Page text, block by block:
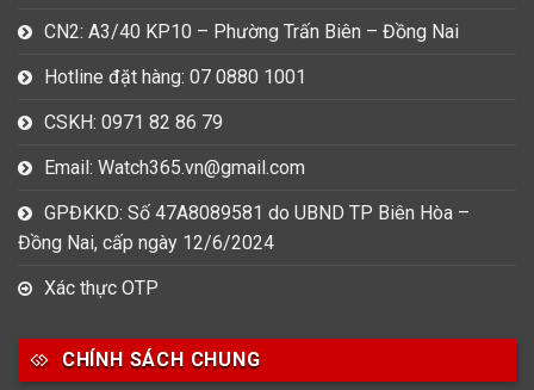
CN2: A3/40 KP10 – Phường Trấn Biên – Đồng Nai
Hotline đặt hàng: 07 0880 1001
CSKH: 0971 82 86 79
Email: Watch365.vn@gmail.com
GPĐKKD: Số 47A8089581 do UBND TP Biên Hòa –
Đồng Nai, cấp ngày 12/6/2024
Xác thực OTP
CHÍNH SÁCH CHUNG